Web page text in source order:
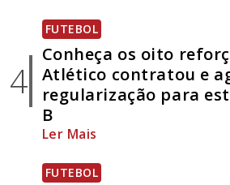
4
FUTEBOL
Conheça os oito
Atlético contratou e
regularização para
B
Ler Mais
FUTEBOL